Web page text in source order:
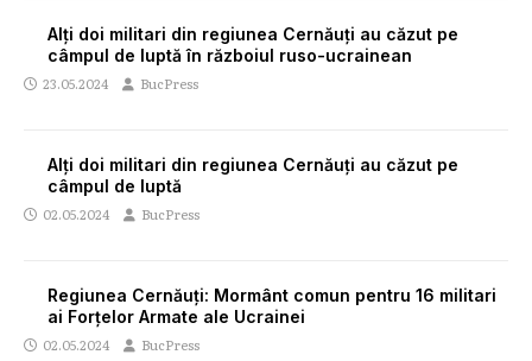
Alți doi militari din regiunea Cernăuți au căzut pe
câmpul de luptă în războiul ruso-ucrainean
23.05.2024 BucPress
Alți doi militari din regiunea Cernăuți au căzut pe
câmpul de luptă
02.05.2024 BucPress
Regiunea Cernăuți: Mormânt comun pentru 16 militari
ai Forțelor Armate ale Ucrainei
02.05.2024 BucPress